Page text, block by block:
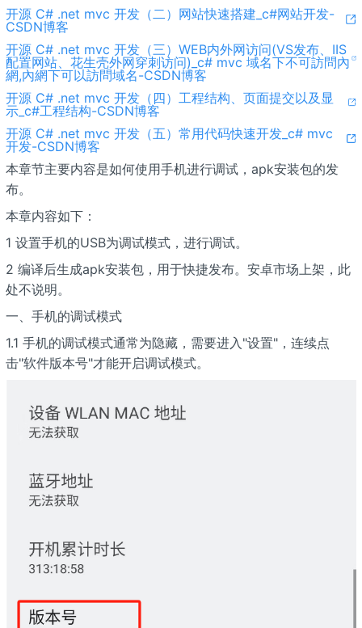
开源 C# .net mvc 开发（二）网站快速搭建_c#网站开发-
CSDN博客
开源 C# .net mvc 开发（三）WEB内外网访问(VS发布、IIS
配置网站、花生壳外网穿刺访问)_c# mvc 域名下不可訪問內
網,內網下可以訪問域名-CSDN博客
开源 C# .net mvc 开发（四）工程结构、页面提交以及显
示_c#工程结构-CSDN博客
开源 C# .net mvc 开发（五）常用代码快速开发_c# mvc
开发-CSDN博客
本章节主要内容是如何使用手机进行调试，apk安装包的发
布。
本章内容如下：
1 设置手机的USB为调试模式，进行调试。
2 编译后生成apk安装包，用于快捷发布。安卓市场上架，此
处不说明。
一、手机的调试模式
1.1 手机的调试模式通常为隐藏，需要进入"设置"，连续点
击"软件版本号"才能开启调试模式。